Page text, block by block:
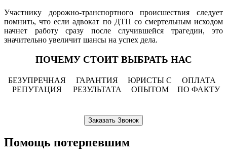
Участнику дорожно-транспортного происшествия следует
помнить, что если адвокат по ДТП со смертельным исходом
начнет работу сразу после случившейся трагедии, это
значительно увеличит шансы на успех дела.
ПОЧЕМУ СТОИТ ВЫБРАТЬ НАС
БЕЗУПРЕЧНАЯ
РЕПУТАЦИЯ
ГАРАНТИЯ
РЕЗУЛЬТАТА
ЮРИСТЫ С
ОПЫТОМ
ОПЛАТА
ПО ФАКТУ
Заказать Звонок
Помощь потерпевшим